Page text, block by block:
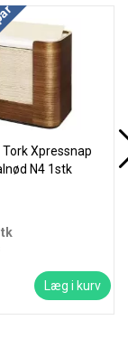
Tork Xpressnap
N4 1stk
Læg i kurv